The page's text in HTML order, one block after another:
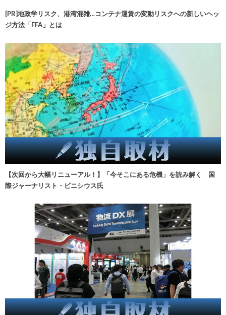
[PR]地政学リスク、港湾混雑…コンテナ運賃の変動リスクへの新しいヘッ
ジ方法「FFA」とは
【次回から大幅リニューアル！】「今そこにある危機」を読み解く 国
際ジャーナリスト・ビニシウス氏